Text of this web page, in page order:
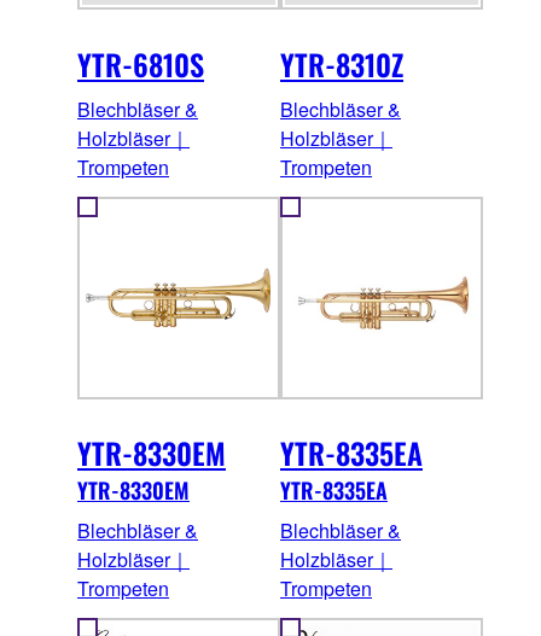
YTR-6810S
Blechbläser &
Holzbläser｜
Trompeten
YTR-8310Z
Blechbläser &
Holzbläser｜
Trompeten
YTR-8330EM
YTR-8330EM
Blechbläser &
Holzbläser｜
Trompeten
YTR-8335EA
YTR-8335EA
Blechbläser &
Holzbläser｜
Trompeten